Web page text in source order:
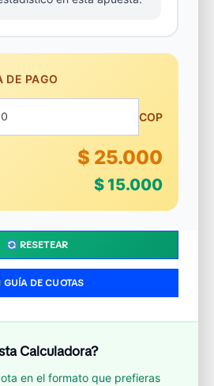
DE PAGO
COP
$ 25.000
$ 15.000
RESETEAR
GUÍA DE CUOTAS
Calculadora?
en el formato que prefieras